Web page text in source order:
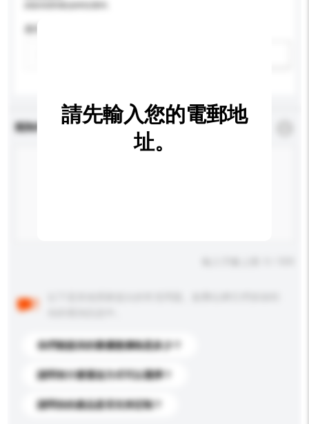
查詢內容 * 必須填寫
你們能提供的最優惠價格是多少？
請問有什麼運送方式可以選擇？
請問你的產品是否支持定制？
請先輸入您的電郵地
址。